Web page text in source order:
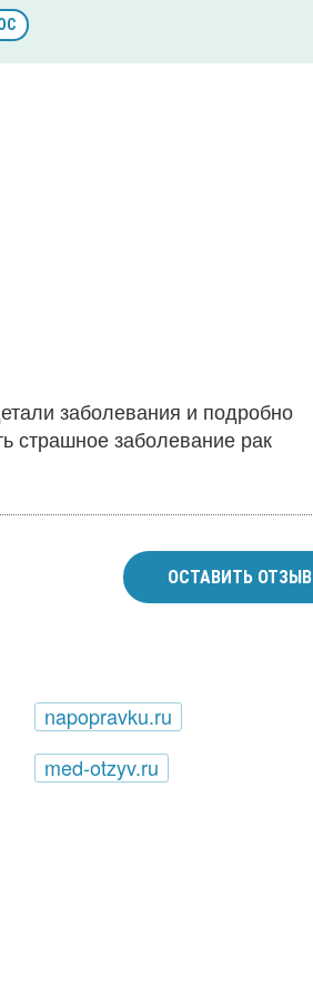
заболевания и подробно
страшное заболевание рак
ОСТАВИТЬ ОТЗЫВ
napopravku.ru
med-otzyv.ru